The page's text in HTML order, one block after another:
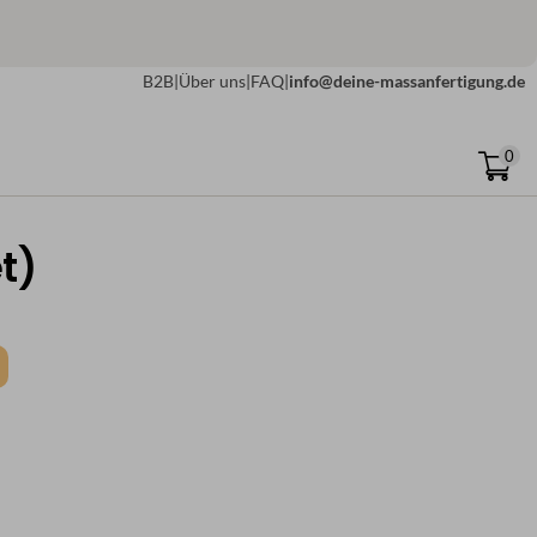
B2B|Über uns|FAQ|info@deine-massanfertigung.de
0